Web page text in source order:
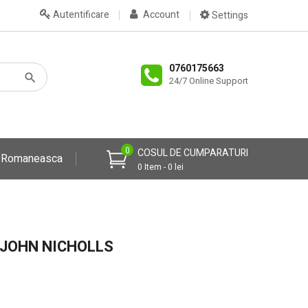
Settings
Account
Autentificare
0760175663
24/7 Online Support
COSUL DE CUMPARATURI
0 Item - 0 lei
0
NICHOLLS